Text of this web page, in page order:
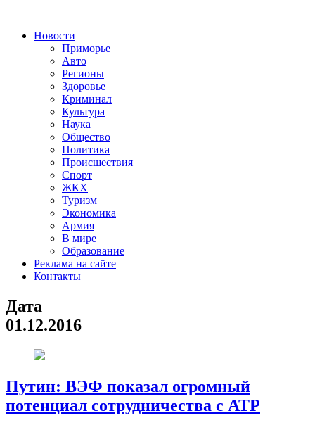
Новости
Приморье
Авто
Регионы
Здоровье
Криминал
Культура
Наука
Общество
Политика
Происшествия
Спорт
ЖКХ
Туризм
Экономика
Армия
В мире
Образование
Реклама на сайте
Контакты
Дата
01.12.2016
Путин: ВЭФ показал огромный
потенциал сотрудничества с АТР